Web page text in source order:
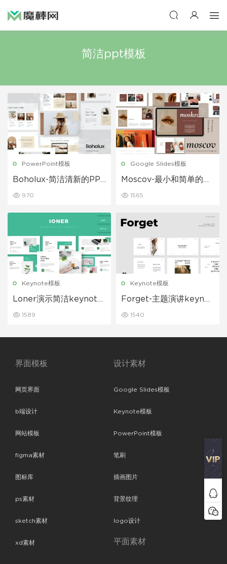
简洁ppt模板
PowerPoint模板
Boholux-简洁清新的PPT
970
Google Slides模板
Moscov-最小和简单的Go
1565
Keynote模板
Loner演示简洁keynote
1589
Keynote模板
Forget-主题演讲keynot
1540
界面模板
网页界面
b端设计
网站模板
figma素材
图标库
ps素材
sketch素材
xd素材
设计素材
Google Slides模板
Keynote模板
PowerPoint模板
笔刷
插画图片
背景纹理
logo设计
平面素材